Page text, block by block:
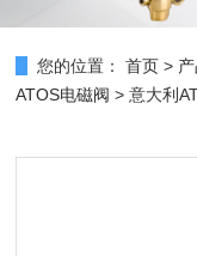
您的位置： 首页 >
ATOS电磁阀 > 意大利